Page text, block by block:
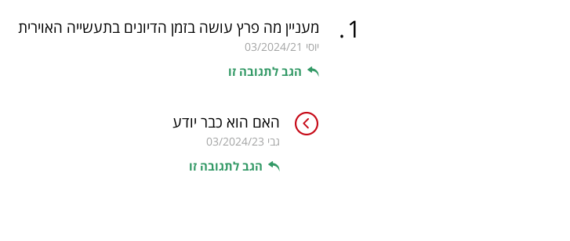
1
. מעניין מה פרץ עושה בזמן הדיונים בתעשייה האוירית
יוסי 03/2024/21
הגב לתגובה זו
האם הוא כבר יודע
גבי 03/2024/23
הגב לתגובה זו